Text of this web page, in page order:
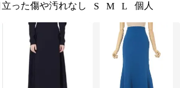
立った傷や汚れなし S M L 個人